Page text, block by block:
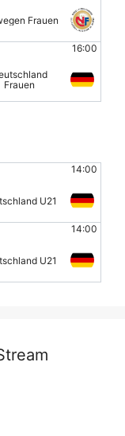
Frauen
16:00
Frauen
14:00
U21
14:00
U21